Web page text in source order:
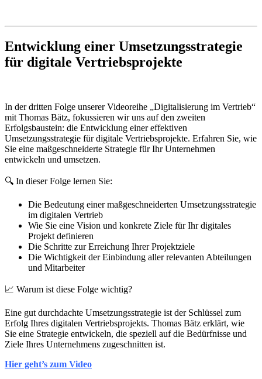
Entwicklung einer Umsetzungsstrategie
für digitale Vertriebsprojekte
In der dritten Folge unserer Videoreihe „Digitalisierung im Vertrieb“
mit Thomas Bätz, fokussieren wir uns auf den zweiten
Erfolgsbaustein: die Entwicklung einer effektiven
Umsetzungsstrategie für digitale Vertriebsprojekte. Erfahren Sie, wie
Sie eine maßgeschneiderte Strategie für Ihr Unternehmen
entwickeln und umsetzen.
🔍 In dieser Folge lernen Sie:
Die Bedeutung einer maßgeschneiderten Umsetzungsstrategie
im digitalen Vertrieb
Wie Sie eine Vision und konkrete Ziele für Ihr digitales
Projekt definieren
Die Schritte zur Erreichung Ihrer Projektziele
Die Wichtigkeit der Einbindung aller relevanten Abteilungen
und Mitarbeiter
📈 Warum ist diese Folge wichtig?
Eine gut durchdachte Umsetzungsstrategie ist der Schlüssel zum
Erfolg Ihres digitalen Vertriebsprojekts. Thomas Bätz erklärt, wie
Sie eine Strategie entwickeln, die speziell auf die Bedürfnisse und
Ziele Ihres Unternehmens zugeschnitten ist.
Hier geht’s zum Video